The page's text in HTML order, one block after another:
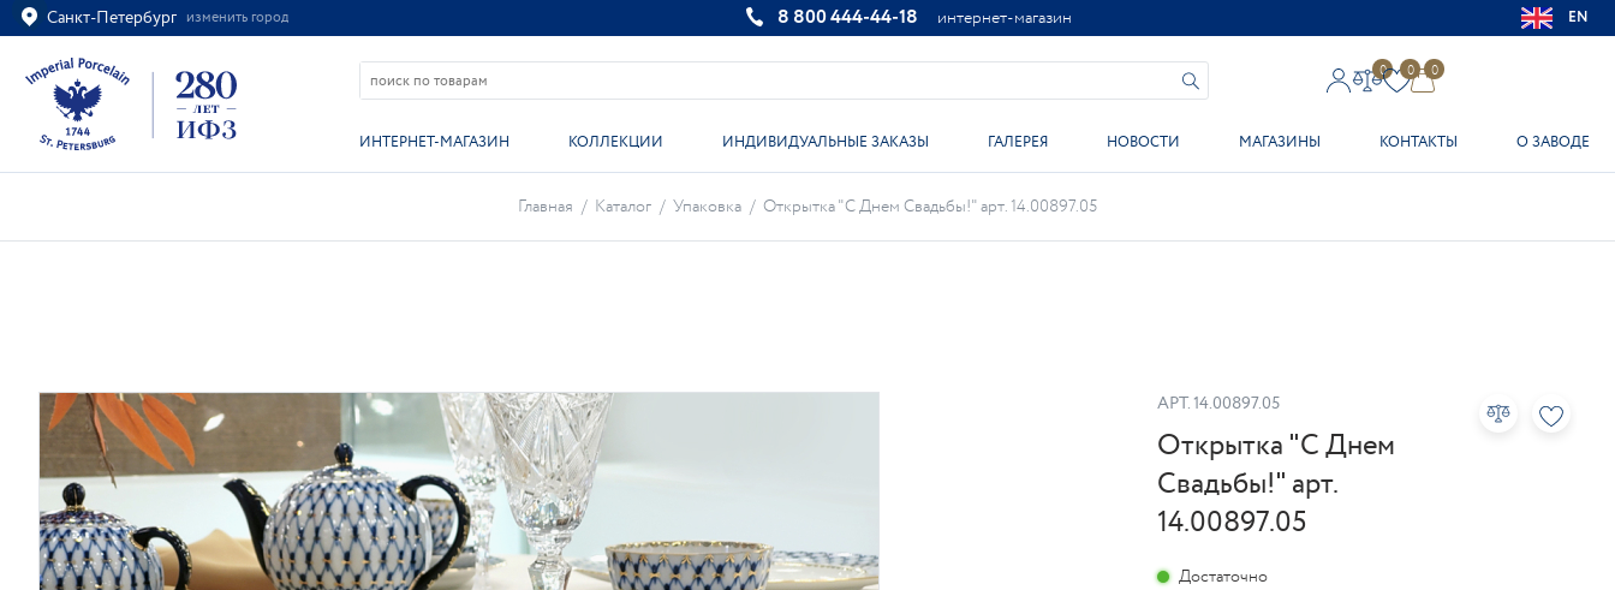
Санкт-Петербург изменить город
Ваш город Санкт-Петербург?
ВСЁ ВЕРНО ИЗМЕНИТЬ
8 800 444-44-18 интернет-магазин EN
0 0 0
ИНТЕРНЕТ-МАГАЗИН КОЛЛЕКЦИИ ИНДИВИДУАЛЬНЫЕ ЗАКАЗЫ ГАЛЕРЕЯ НОВОСТИ МАГАЗИНЫ КОНТАКТЫ О ЗАВОДЕ
Главная / Каталог / Упаковка / Открытка "С Днем Свадьбы!" арт. 14.00897.05
АРТ. 14.00897.05
Открытка "С Днем
Свадьбы!" арт.
14.00897.05
Достаточно